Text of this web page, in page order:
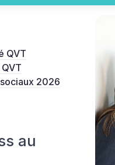
QVT
2026
au